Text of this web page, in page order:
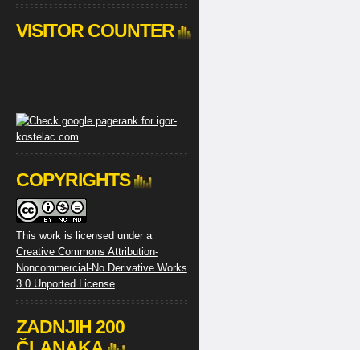
VISITOR COUNTER
COPYRIGHTS
This work is licensed under a
Creative Commons Attribution-
Noncommercial-No Derivative Works
3.0 Unported License.
ZADNJIH 200